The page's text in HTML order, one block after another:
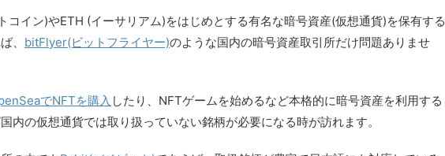
コイン)やETH (イーサリアム)をはじめとする有名な暗号資産(仮想通貨)を保有する
、 bitFlyer(ビットフライヤー)のような国内の暗号資産取引所だけ問題ありませ
でNFTを購入 したり、NFTゲームを始めるなど本格的に暗号資産を利用する
内の仮想通貨では取り扱っていない銘柄が必要になる時が訪れます。